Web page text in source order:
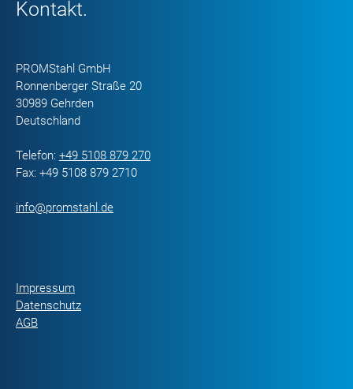
Kontakt.
PROMStahl GmbH
Ronnenberger Straße 20
30989 Gehrden
Deutschland
Telefon: +49 5108 879 270
Fax: +49 5108 879 2710
info@promstahl.de
Impressum
Datenschutz
AGB